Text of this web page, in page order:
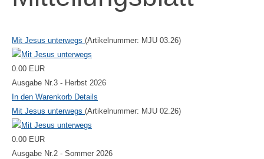
Mit Jesus unterwegs (Artikelnummer: MJU 03.26)
0.00 EUR
Ausgabe Nr.3 - Herbst 2026
In den Warenkorb Details
Mit Jesus unterwegs (Artikelnummer: MJU 02.26)
0.00 EUR
Ausgabe Nr.2 - Sommer 2026